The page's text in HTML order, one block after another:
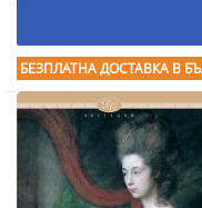
БЕЗПЛАТНА ДОСТАВКА В